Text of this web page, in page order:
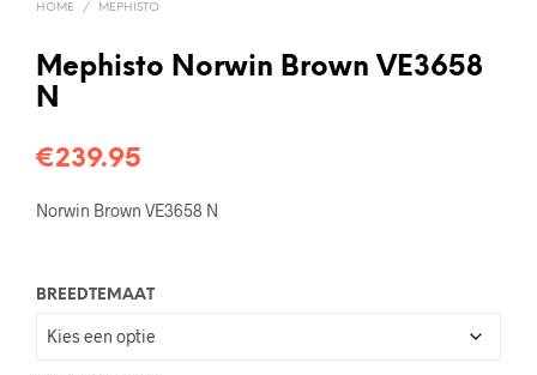
HOME / MEPHISTO
Mephisto Norwin Brown VE3658
N
€239.95
Norwin Brown VE3658 N
BREEDTEMAAT